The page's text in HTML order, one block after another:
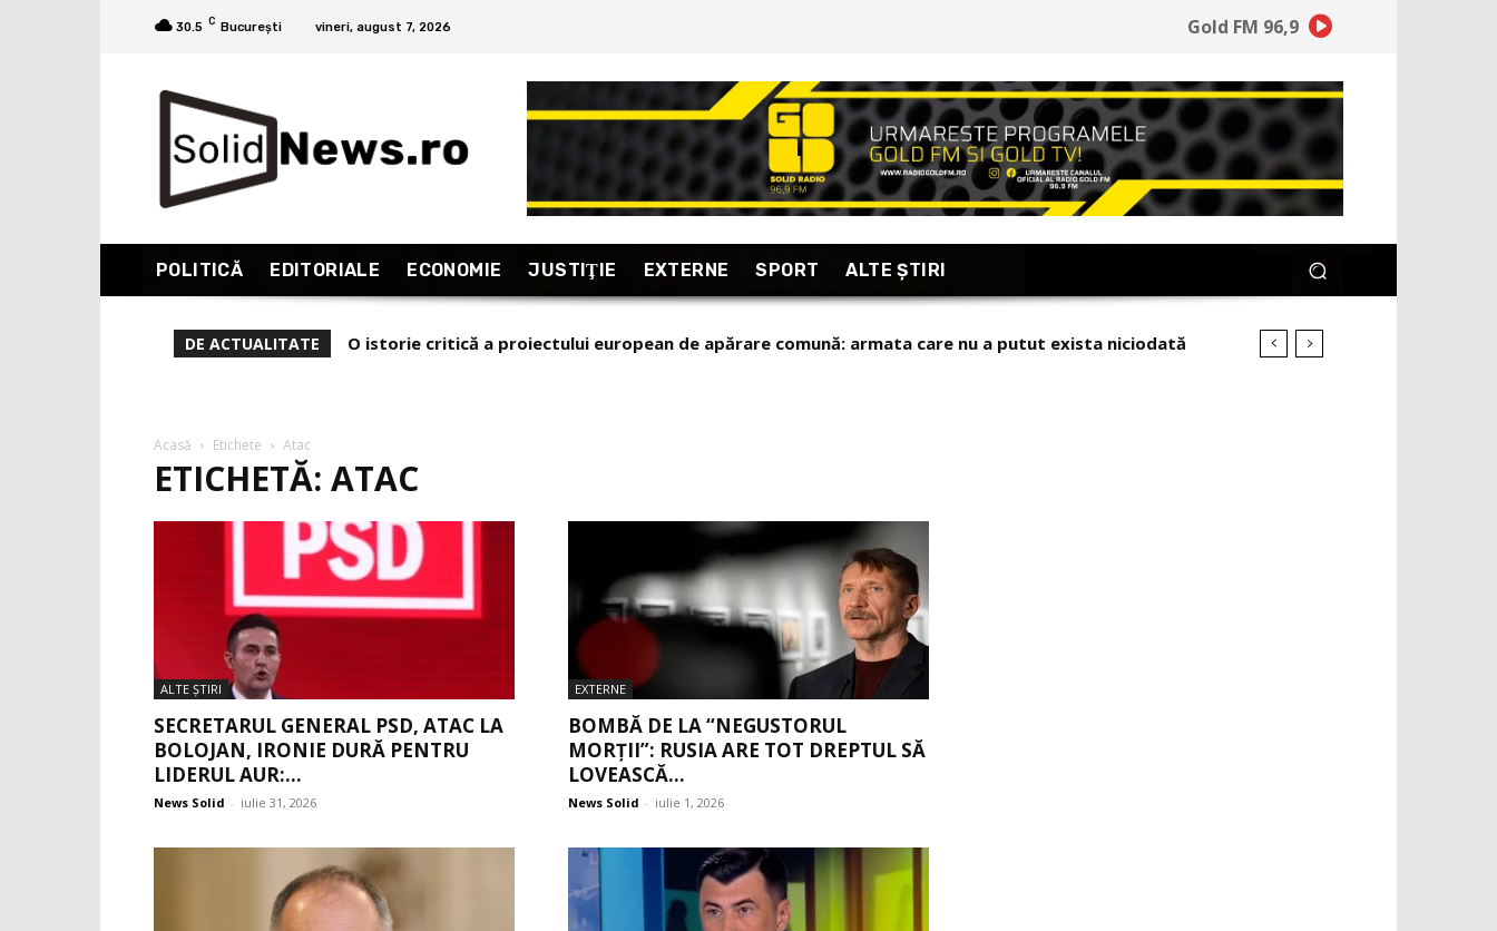
30.5 C București vineri, august 7, 2026 Gold FM 96,9
POLITICĂ EDITORIALE ECONOMIE JUSTIŢIE EXTERNE SPORT ALTE ŞTIRI
DE ACTUALITATE O istorie critică a proiectului european de apărare comună: armata care nu a putut exista niciodată
De ce l-a demis Zelenski pe popularul Ministru al Apărării
Acasă Etichete Atac
ETICHETĂ: ATAC
ALTE ŞTIRI
SECRETARUL GENERAL PSD, ATAC LA
BOLOJAN, IRONIE DURĂ PENTRU
LIDERUL AUR:...
News Solid - iulie 31, 2026
EXTERNE
BOMBĂ DE LA “NEGUSTORUL
MORȚII”: RUSIA ARE TOT DREPTUL SĂ
LOVEASCĂ...
News Solid - iulie 1, 2026